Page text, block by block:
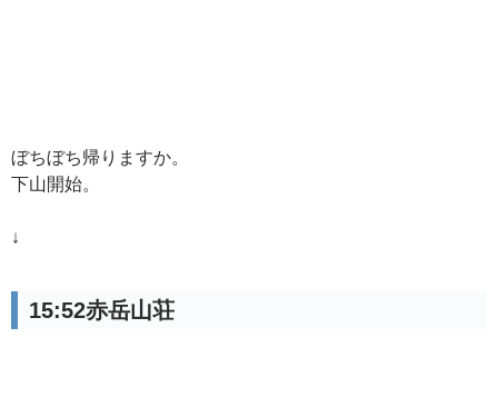
ぼちぼち帰りますか。
下山開始。
↓
15:52赤岳山荘